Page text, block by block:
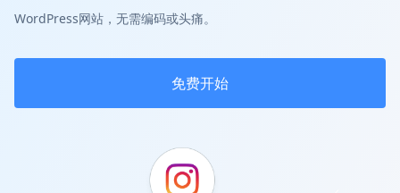
WordPress网站，无需编码或头痛。
免费开始